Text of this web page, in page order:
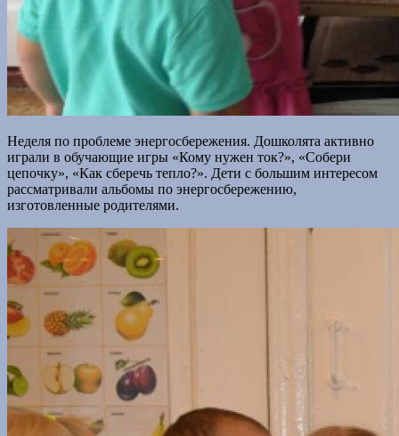
Неделя по проблеме энергосбережения. Дошколята активно
играли в обучающие игры «Кому нужен ток?», «Собери
цепочку», «Как сберечь тепло?». Дети с большим интересом
рассматривали альбомы по энергосбережению,
изготовленные родителями.